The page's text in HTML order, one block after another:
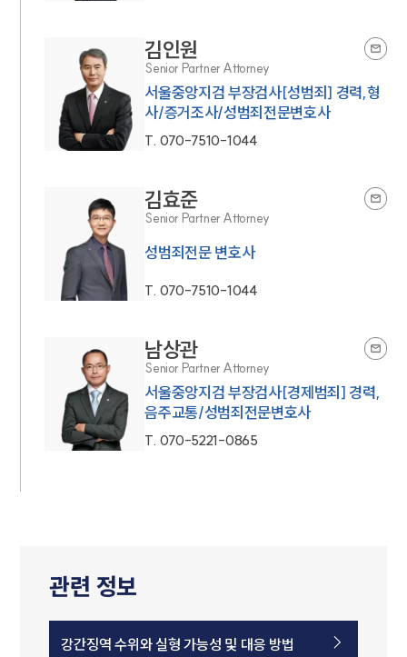
김인원
Senior Partner Attorney
서울중앙지검 부장검사[성범죄] 경력,형
사/증거조사/성범죄전문변호사
T. 070-7510-1044
김효준
Senior Partner Attorney
성범죄전문 변호사
T. 070-7510-1044
남상관
Senior Partner Attorney
서울중앙지검 부장검사[경제범죄] 경력,
음주교통/성범죄전문변호사
T. 070-5221-0865
관련 정보
강간징역 수위와 실형 가능성 및 대응 방법